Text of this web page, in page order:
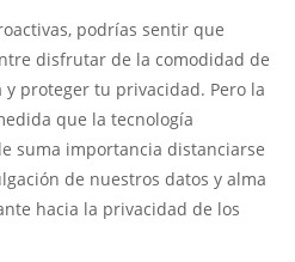
podrías sentir que
disfrutar de la comodidad de
proteger tu privacidad. Pero la
que la tecnología
suma importancia distanciarse
de nuestros datos y alma
hacia la privacidad de los